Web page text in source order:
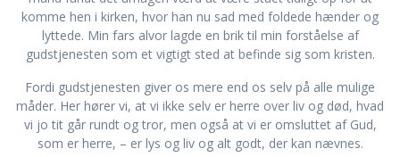
komme hen i kirken, hvor han nu sad med foldede hænder og
lyttede. Min fars alvor lagde en brik til min forståelse af
gudstjenesten som et vigtigt sted at befinde sig som kristen.
Fordi gudstjenesten giver os mere end os selv på alle mulige
måder. Her hører vi, at vi ikke selv er herre over liv og død, hvad
vi jo tit går rundt og tror, men også at vi er omsluttet af Gud,
som er herre, – er lys og liv og alt godt, der kan nævnes.